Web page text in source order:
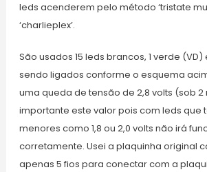
leds acenderem pelo método ‘tristate
‘charlieplex’.
São usados 15 leds brancos, 1 verde (VD)
sendo ligados conforme o esquema
uma queda de tensão de 2,8 volts (sob 2
importante este valor pois com leds que
menores como 1,8 ou 2,0 volts não irá
corretamente. Usei a plaquinha original
apenas 5 fios para conectar com a